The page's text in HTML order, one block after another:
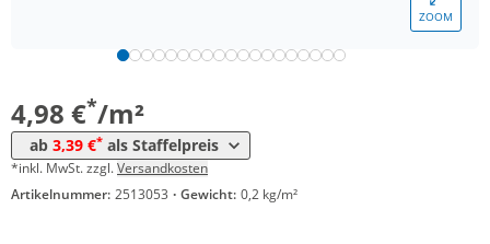
ZOOM
4,98 €*/m²
ab 3,39 €* als Staffelpreis
ab 400 m² 3,64 €
*inkl. MwSt. zzgl.Versandkosten
Artikelnummer: 2513053 · Gewicht: 0,2 kg/m²